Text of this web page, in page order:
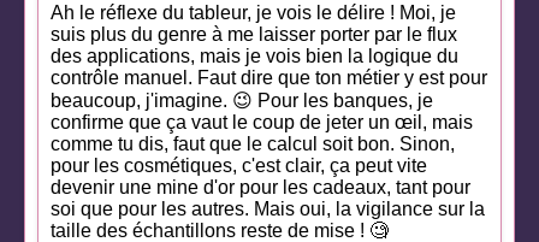
Ah le réflexe du tableur, je vois le délire ! Moi, je
suis plus du genre à me laisser porter par le flux
des applications, mais je vois bien la logique du
contrôle manuel. Faut dire que ton métier y est pour
beaucoup, j'imagine. 😉 Pour les banques, je
confirme que ça vaut le coup de jeter un œil, mais
comme tu dis, faut que le calcul soit bon. Sinon,
pour les cosmétiques, c'est clair, ça peut vite
devenir une mine d'or pour les cadeaux, tant pour
soi que pour les autres. Mais oui, la vigilance sur la
taille des échantillons reste de mise ! 🧐